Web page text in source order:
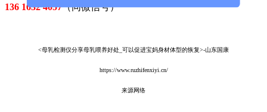
136 1632 4057（同微信号）
<母乳检测仪分享母乳喂养好处_可以促进宝妈身材体型的恢复>-山东国康
https://www.ruzhifenxiyi.cn/
来源网络